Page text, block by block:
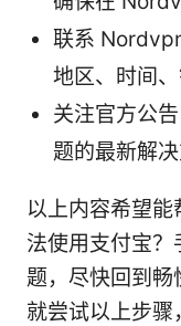
联系
地区、时间
关注官方公
题的最新解决
以上内容希望
法使用支付宝
题，尽快回到
就尝试以上步